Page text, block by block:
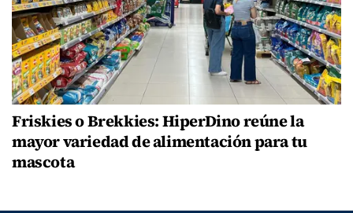
Friskies o Brekkies: HiperDino reúne la
mayor variedad de alimentación para tu
mascota